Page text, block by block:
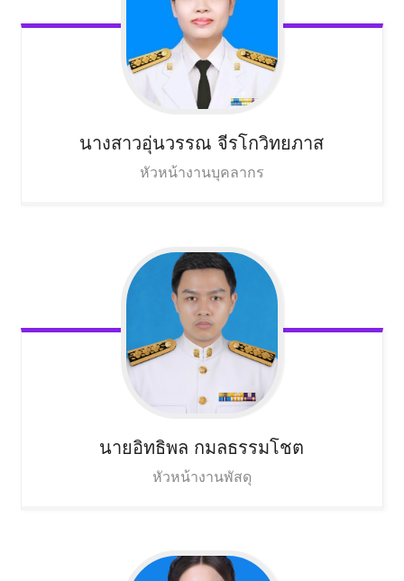
นางสาวอุ่นวรรณ จีรโกวิทยภาส
หัวหน้างานบุคลากร
นายอิทธิพล กมลธรรมโชต
หัวหน้างานพัสดุ